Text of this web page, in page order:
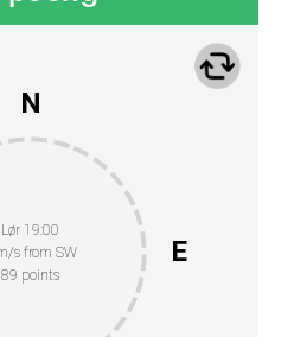
Lør 19:00
s from SW
89 points
N
E